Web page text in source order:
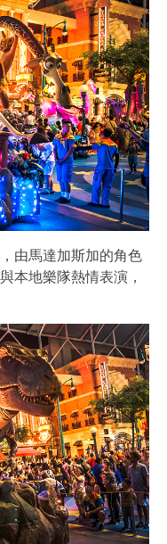
由馬達加斯加的角色
本地樂隊熱情表演，